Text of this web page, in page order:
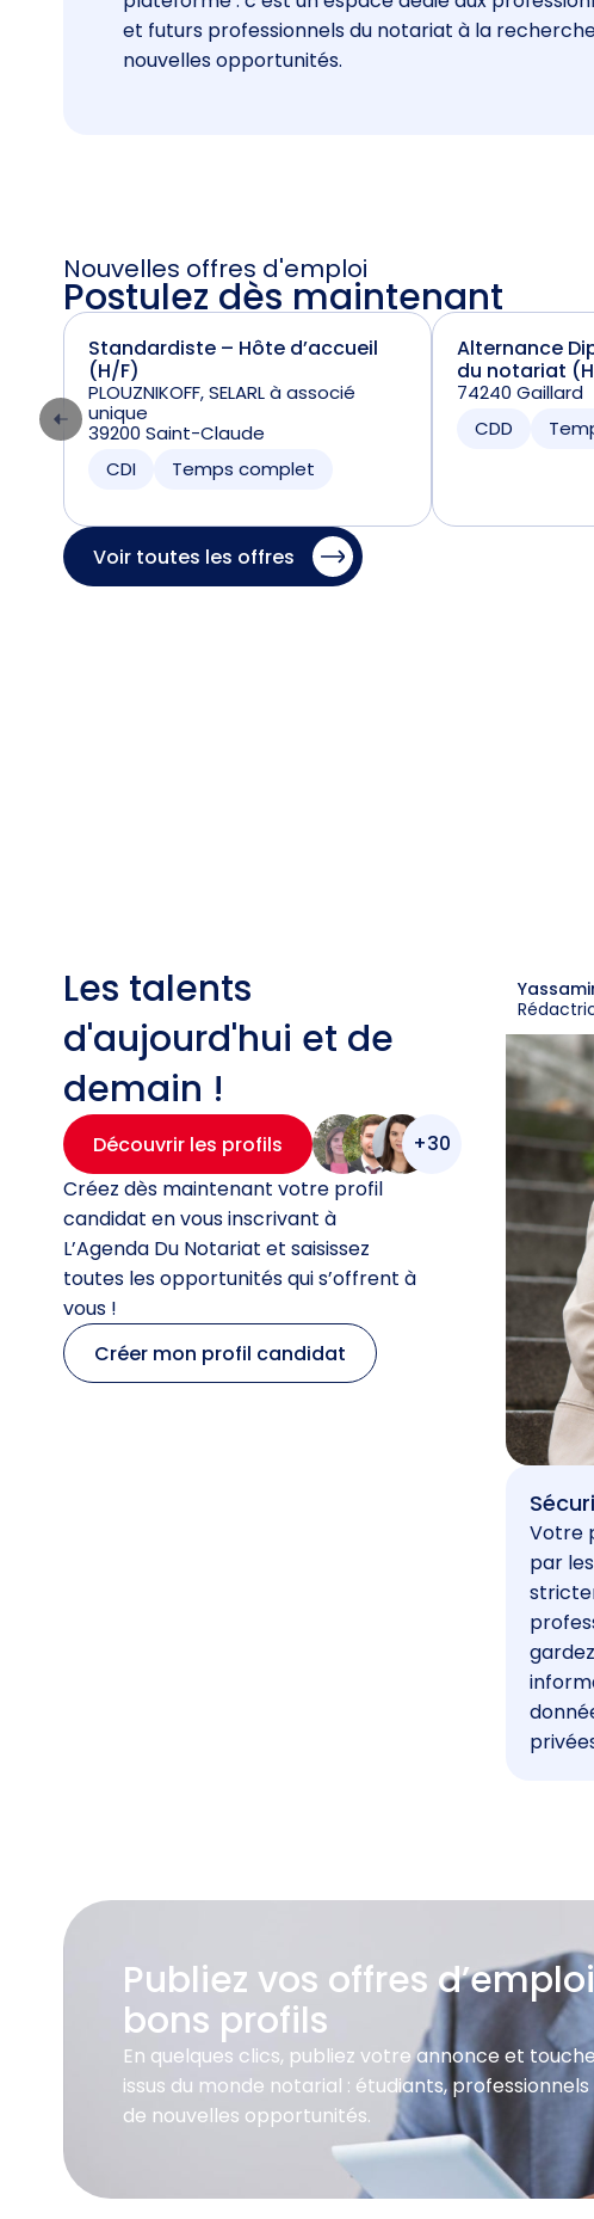
et futurs professionnels du notariat à la
nouvelles opportunités.
Nouvelles offres d'emploi
Postulez dès maintenant
Standardiste – Hôte d’accueil
(H/F)
PLOUZNIKOFF, SELARL à associé
unique
39200 Saint-Claude
CDI
Temps complet
Alternance
du notariat
74240 Gaillard
CDD
Voir toutes les offres
Les talents
d'aujourd'hui et de
demain !
Découvrir les profils
+30
Créez dès maintenant votre profil
candidat en vous inscrivant à
L’Agenda Du Notariat et saisissez
toutes les opportunités qui s’offrent à
vous !
Créer mon profil candidat
Votre
par
Publiez vos offres
bons profils
En quelques clics, publiez votre annonce et
issus du monde notarial : étudiants,
de nouvelles opportunités.